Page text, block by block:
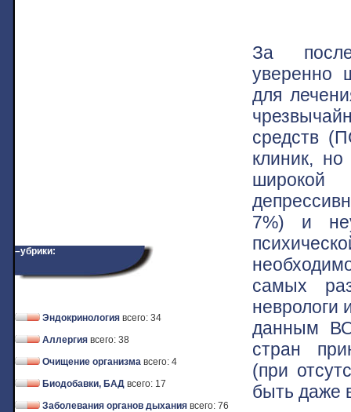
–убрики:
Эндокринология всего: 34
Аллергия всего: 38
Очищение организма всего: 4
Биодобавки, БАД всего: 17
Заболевания органов дыхания всего: 76
За
уверенно
для
средств
клиник,
7%) и
самых
неврологи
данным
стран
(при
быть даже